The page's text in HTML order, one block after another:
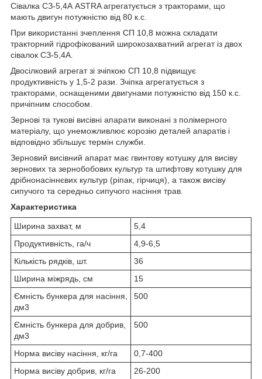
Сівалка СЗ-5,4А ASTRA агрегатується з тракторами, що
мають двигун потужністю від 80 к.с.
При використанні зчеплення СП 10,8 можна складати
тракторний гідрофікований широкозахватний агрегат із двох
сівалок СЗ-5,4А.
Двосілковий агрегат зі зчіпкою СП 10,8 підвищує
продуктивність у 1,5-2 рази. Зчіпка агрегатується з
тракторами, оснащеними двигунами потужністю від 150 к.с.
причіпним способом.
Зернові та тукові висівні апарати виконані з полімерного
матеріалу, що унеможливлює корозію деталей апаратів і
відповідно збільшує термін служби.
Зерновий висівний апарат має гвинтову котушку для висіву
зернових та зернобобових культур та штифтову котушку для
дрібнонасіннєвих культур (ріпак, гірчиця), а також висіву
сипучого та середньо сипучого насіння трав.
Характеристика
Ширина захват, м
5,4
Продуктивність, га/ч
4,9-6,5
Кількість рядків, шт.
36
Ширина міжрядь, см
15
Ємність бункера для насіння,
дм3
500
Ємність бункера для добрив,
дм3
500
Норма висіву насіння, кг/га
0,7-400
Норма висіву добрив, кг/га
26-200